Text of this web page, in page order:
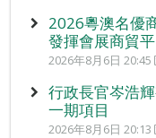
2026粵澳名優
發揮會展商貿
2026年8月6日 20:45
行政長官岑浩
一期項目
2026年8月6日 20:13